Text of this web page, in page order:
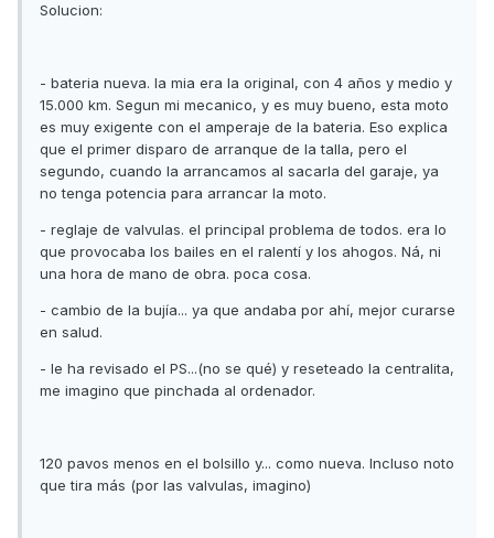
Solucion:
- bateria nueva. la mia era la original, con 4 años y medio y
15.000 km. Segun mi mecanico, y es muy bueno, esta moto
es muy exigente con el amperaje de la bateria. Eso explica
que el primer disparo de arranque de la talla, pero el
segundo, cuando la arrancamos al sacarla del garaje, ya
no tenga potencia para arrancar la moto.
- reglaje de valvulas. el principal problema de todos. era lo
que provocaba los bailes en el ralentí y los ahogos. Ná, ni
una hora de mano de obra. poca cosa.
- cambio de la bujía... ya que andaba por ahí, mejor curarse
en salud.
- le ha revisado el PS...(no se qué) y reseteado la centralita,
me imagino que pinchada al ordenador.
120 pavos menos en el bolsillo y... como nueva. Incluso noto
que tira más (por las valvulas, imagino)